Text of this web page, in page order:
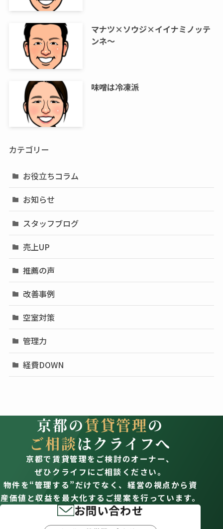
マナツ×ソウジ×イイナミノッテ
ンネ～
味噌は冷凍派
カテゴリー
お役立ちコラム
お知らせ
スタッフブログ
売上UP
推薦の声
改善事例
空室対策
管理力
経費DOWN
京都の賃貸管理の
ご相談はクライフへ
京都で賃貸管理をご検討のオーナー、
ぜひクライフにご相談ください。
物件を“管理する”だけでなく、経営の視点から資
産価値と収益を最大化するご提案を行っています。
お問い合わせ